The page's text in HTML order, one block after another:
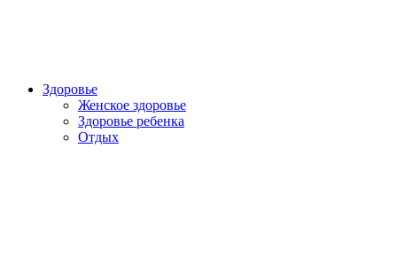
Здоровье
Женское здоровье
Здоровье ребенка
Отдых